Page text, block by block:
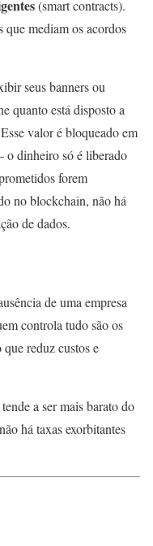
(smart contracts).
que mediam os acordos
seus banners ou
quanto está disposto a
valor é bloqueado em
o dinheiro só é liberado
forem
no blockchain, não há
de dados.
de uma empresa
controla tudo são os
reduz custos e
a ser mais barato do
há taxas exorbitantes